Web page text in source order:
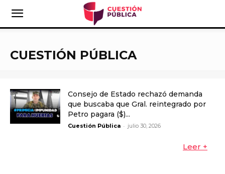
CUESTIÓN PÚBLICA
Consejo de Estado rechazó demanda
que buscaba que Gral. reintegrado por
Petro pagara ($)...
Cuestión Pública - julio 30, 2026
Leer +